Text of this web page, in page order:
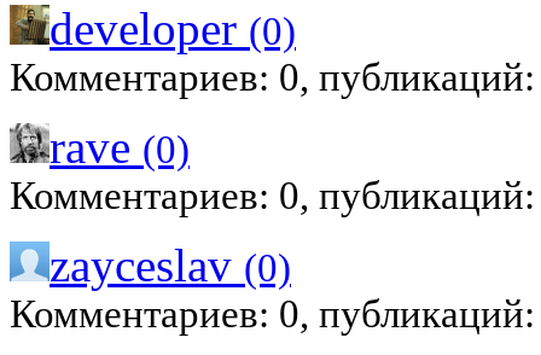
developer (0)
Комментариев: 0,
rave (0)
Комментариев: 0,
zayceslav (0)
Комментариев: 0,